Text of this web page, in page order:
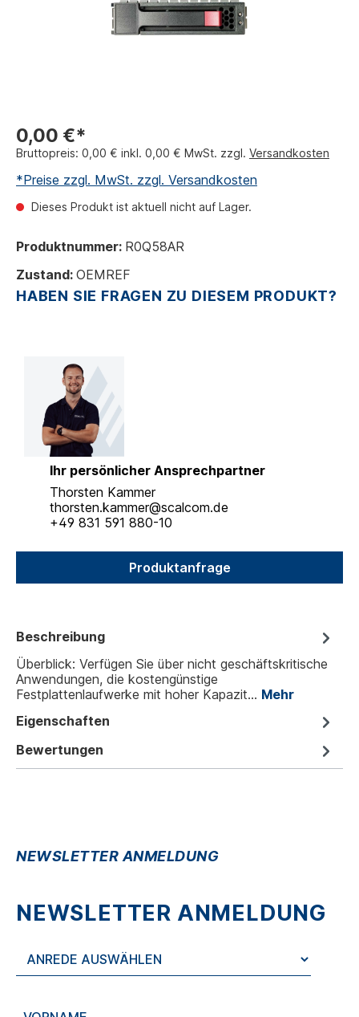
0,00 €*
Bruttopreis: 0,00 € inkl. 0,00 € MwSt. zzgl. Versandkosten
*Preise zzgl. MwSt. zzgl. Versandkosten
Dieses Produkt ist aktuell nicht auf Lager.
Produktnummer: R0Q58AR
Zustand: OEMREF
HABEN SIE FRAGEN ZU DIESEM PRODUKT?
Ihr persönlicher Ansprechpartner
Thorsten Kammer
thorsten.kammer@scalcom.de
+49 831 591 880-10
Produktanfrage
Beschreibung
Überblick: Verfügen Sie über nicht geschäftskritische
Anwendungen, die kostengünstige
Festplattenlaufwerke mit hoher Kapazit… Mehr
Eigenschaften
Bewertungen
NEWSLETTER ANMELDUNG
NEWSLETTER ANMELDUNG